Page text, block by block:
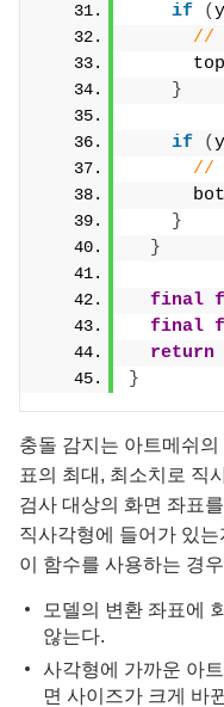
if (
//
}
if (
//
}
}
final
final
return
}
충돌 감지는 아트메쉬
표의 최대, 최소치로 직
검사 대상의 화면 좌표
직사각형에 들어가 있
이 함수를 사용하는 경
모델의 변환 좌표에
않는다.
사각형에 가까운 아
면 사이즈가 크게 바